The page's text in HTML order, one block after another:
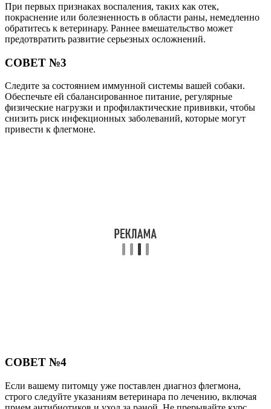
При первых признаках воспаления, таких как отек,
покраснение или болезненность в области раны, немедленно
обратитесь к ветеринару. Раннее вмешательство может
предотвратить развитие серьезных осложнений.
СОВЕТ №3
Следите за состоянием иммунной системы вашей собаки.
Обеспечьте ей сбалансированное питание, регулярные
физические нагрузки и профилактические прививки, чтобы
снизить риск инфекционных заболеваний, которые могут
привести к флегмоне.
СОВЕТ №4
Если вашему питомцу уже поставлен диагноз флегмона,
строго следуйте указаниям ветеринара по лечению, включая